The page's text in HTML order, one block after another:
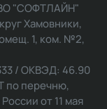
"СОФТЛАЙН"
Хамовники,
1, ком. №2,
/ ОКВЭД: 46.90
по перечню,
от 11 мая